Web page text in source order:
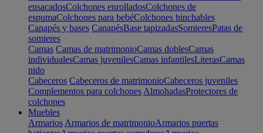
ensacadosColchones enrolladosColchones de
espumaColchones para bebéColchones hinchables
Canapés y bases CanapésBase tapizadasSomieresPatas de
somieres
Camas Camas de matrimonioCamas doblesCamas
individualesCamas juvenilesCamas infantilesLiterasCamas
nido
Cabeceros Cabeceros de matrimonioCabeceros juveniles
Complementos para colchones AlmohadasProtectores de
colchones
Muebles
Armarios Armarios de matrimonioArmarios puertas